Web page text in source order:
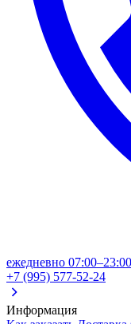
ежедневно 07:00–23:00
+7 (995) 577-52-24
Информация